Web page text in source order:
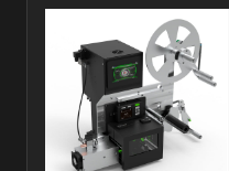
Отбракованный
комплекс
ОК-01(3)
предназначен
для
автоматизации
процесса
отбраковки на